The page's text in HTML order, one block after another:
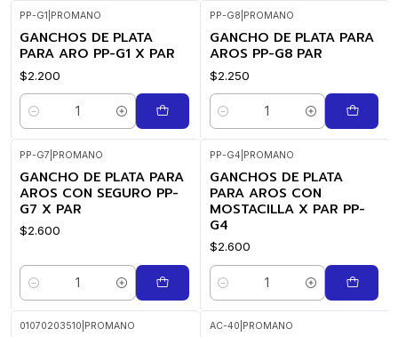
PP-G1 PROMANO
GANCHOS DE PLATA
PARA ARO PP-G1 X PAR
$2.200
Cantidad
PP-G8 PROMANO
GANCHO DE PLATA PARA
AROS PP-G8 PAR
$2.250
Cantidad
PP-G7 PROMANO
GANCHO DE PLATA PARA
AROS CON SEGURO PP-
G7 X PAR
$2.600
Cantidad
PP-G4 PROMANO
GANCHOS DE PLATA
PARA AROS CON
MOSTACILLA X PAR PP-
G4
$2.600
Cantidad
01070203510 PROMANO AC-40 PROMANO